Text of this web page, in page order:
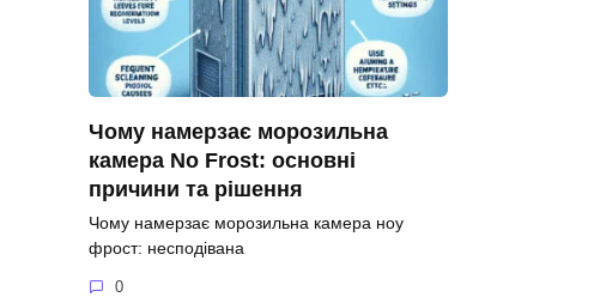
Чому намерзає морозильна
камера No Frost: основні
причини та рішення
Чому намерзає морозильна камера ноу
фрост: несподівана
0